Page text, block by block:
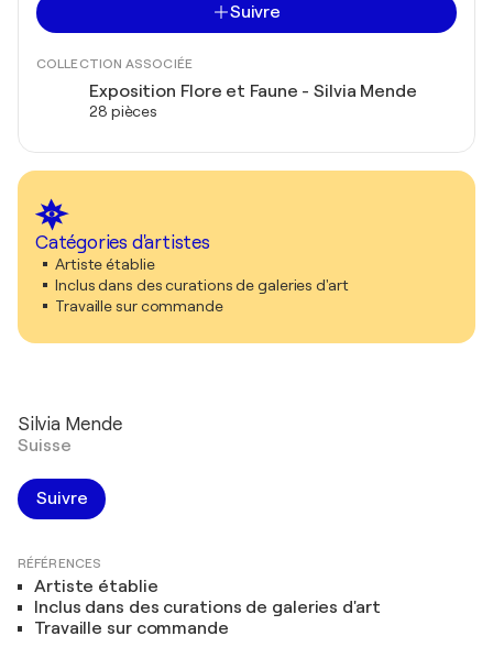
Suivre
COLLECTION ASSOCIÉE
Exposition Flore et Faune - Silvia Mende
28 pièces
Catégories d'artistes
Artiste établie
Inclus dans des curations de galeries d'art
Travaille sur commande
Silvia Mende
Suisse
Suivre
RÉFÉRENCES
Artiste établie
Inclus dans des curations de galeries d'art
Travaille sur commande